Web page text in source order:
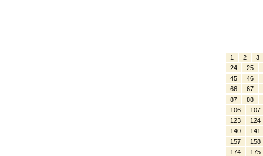
1 2
3
24
25
45
46
66
67
87
88
106
107
123
124
140
141
157
158
174
175